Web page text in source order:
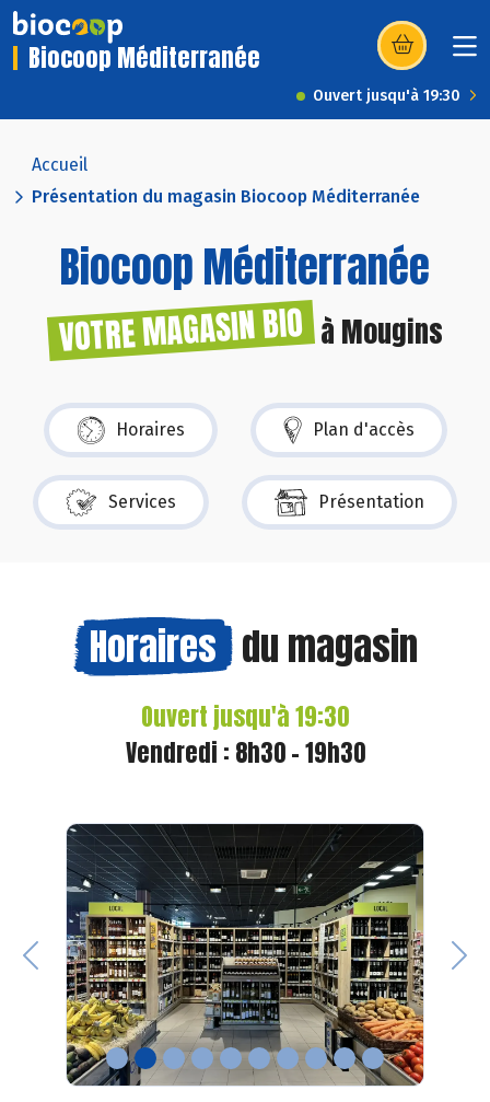
Biocoop Méditerranée (s’ouvre dans
Ouvert jusqu'à 19:30
Accueil
Présentation du magasin Biocoop Méditerranée
Biocoop Méditerranée
VOTRE MAGASIN BIO à Mougins
Horaires Plan d'accès
Services Présentation
Horaires du magasin
Ouvert jusqu'à 19:30
Vendredi : 8h30 - 19h30
Previous